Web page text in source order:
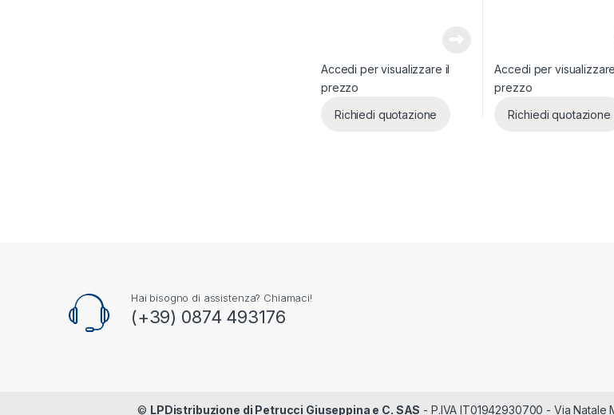
Accedi per visualizzare il
prezzo
Richiedi quotazione
Accedi per
prezzo
Richiedi quotazione
Hai bisogno di assistenza? Chiamaci!
(+39) 0874 493176
© LPDistribuzione di Petrucci Giuseppina e C. SAS - P.IVA IT01942930700 - Via Natale